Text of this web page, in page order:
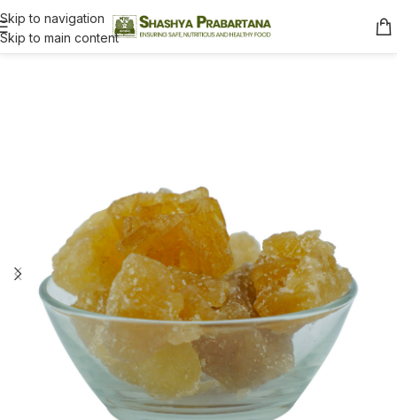
Skip to navigation
Skip to main content